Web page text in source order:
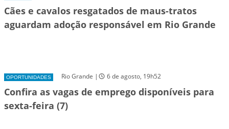
Cães e cavalos resgatados de maus-tratos
aguardam adoção responsável em Rio Grande
OPORTUNIDADES Rio Grande | 6 de agosto, 19h52
Confira as vagas de emprego disponíveis para
sexta-feira (7)